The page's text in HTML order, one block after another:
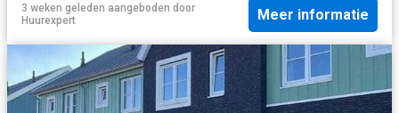
3 weken geleden aangeboden door
Huurexpert
Meer informatie